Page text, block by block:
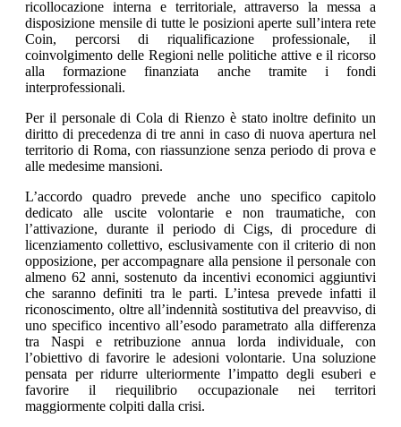
ricollocazione interna e territoriale, attraverso la messa a
disposizione mensile di tutte le posizioni aperte sull’intera rete
Coin, percorsi di riqualificazione professionale, il
coinvolgimento delle Regioni nelle politiche attive e il ricorso
alla formazione finanziata anche tramite i fondi
interprofessionali.
Per il personale di Cola di Rienzo è stato inoltre definito un
diritto di precedenza di tre anni in caso di nuova apertura nel
territorio di Roma, con riassunzione senza periodo di prova e
alle medesime mansioni.
L’accordo quadro prevede anche uno specifico capitolo
dedicato alle uscite volontarie e non traumatiche, con
l’attivazione, durante il periodo di Cigs, di procedure di
licenziamento collettivo, esclusivamente con il criterio di non
opposizione, per accompagnare alla pensione il personale con
almeno 62 anni, sostenuto da incentivi economici aggiuntivi
che saranno definiti tra le parti. L’intesa prevede infatti il
riconoscimento, oltre all’indennità sostitutiva del preavviso, di
uno specifico incentivo all’esodo parametrato alla differenza
tra Naspi e retribuzione annua lorda individuale, con
l’obiettivo di favorire le adesioni volontarie. Una soluzione
pensata per ridurre ulteriormente l’impatto degli esuberi e
favorire il riequilibrio occupazionale nei territori
maggiormente colpiti dalla crisi.